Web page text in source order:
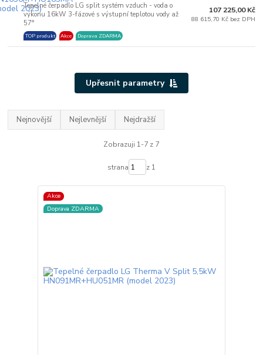
Tepelné čerpadlo LG split systém vzduch - voda o
výkonu 16kW 3-fázové s výstupní teplotou vody až
57°
TOP produkt Akce Doprava ZDARMA
107 225,00 Kč
88 615,70 Kč bez DPH
Upřesnit parametry
Nejnovější Nejlevnější Nejdražší
Zobrazuji 1-7 z 7
strana z 1
Akce
Doprava ZDARMA